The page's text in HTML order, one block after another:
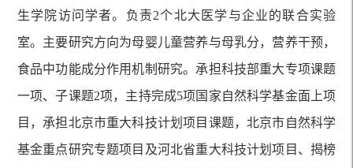
生学院访问学者。负责2个北大医学与企业的联合实验
室。主要研究方向为母婴儿童营养与母乳分，营养干预，
食品中功能成分作用机制研究。承担科技部重大专项课题
一项、子课题2项，主持完成5项国家自然科学基金面上项
目，承担北京市重大科技计划项目课题，北京市自然科学
基金重点研究专题项目及河北省重大科技计划项目、揭榜